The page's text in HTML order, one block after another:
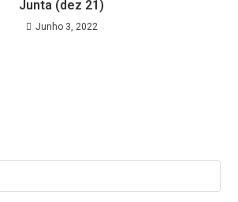
Junta (dez 21)
Junho 3, 2022